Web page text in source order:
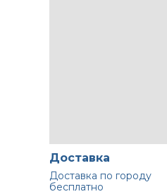
Доставка
Доставка по городу
бесплатно